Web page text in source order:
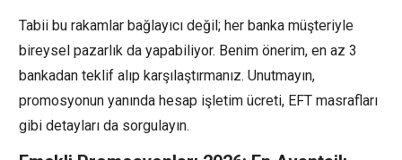
Tabii bu rakamlar bağlayıcı değil; her banka müşteriyle
bireysel pazarlık da yapabiliyor. Benim önerim, en az 3
bankadan teklif alıp karşılaştırmanız. Unutmayın,
promosyonun yanında hesap işletim ücreti, EFT masrafları
gibi detayları da sorgulayın.